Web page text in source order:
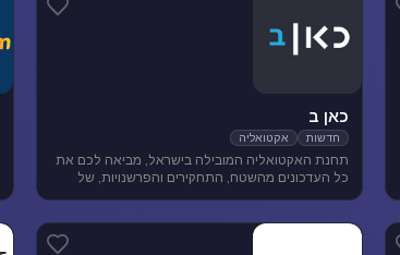
כאן ב
חדשות אקטואליה
תחנת האקטואליה המובילה בישראל, מביאה לכם את
כל העדכונים מהשטח, התחקירים והפרשנויות, של